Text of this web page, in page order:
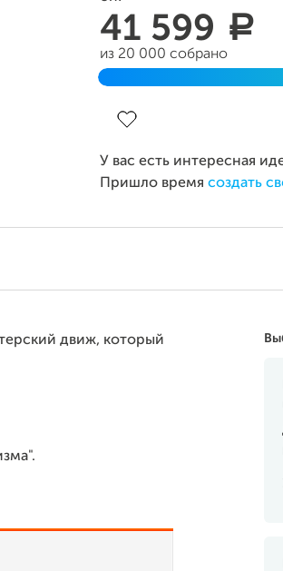
41 599 a
из 20 000 собрано
У вас есть интересная
Пришло время создать
движ, который